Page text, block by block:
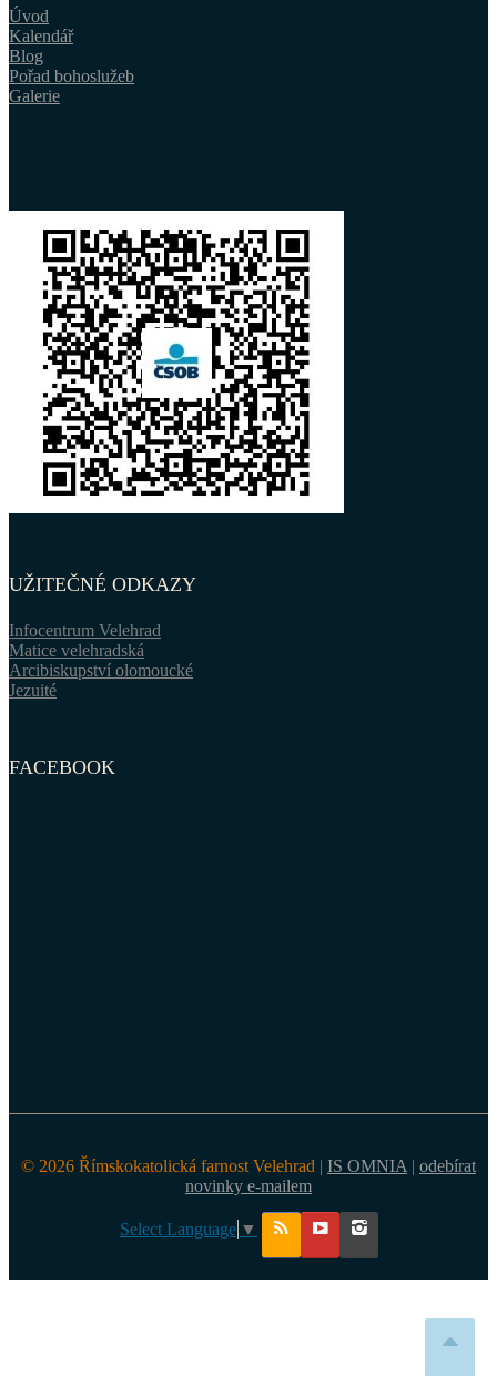
Úvod
Kalendář
Blog
Pořad bohoslužeb
Galerie
UŽITEČNÉ ODKAZY
Infocentrum Velehrad
Matice velehradská
Arcibiskupství olomoucké
Jezuité
FACEBOOK
© 2026 Římskokatolická farnost Velehrad | IS OMNIA | odebírat
novinky e-mailem
Select Language ▼